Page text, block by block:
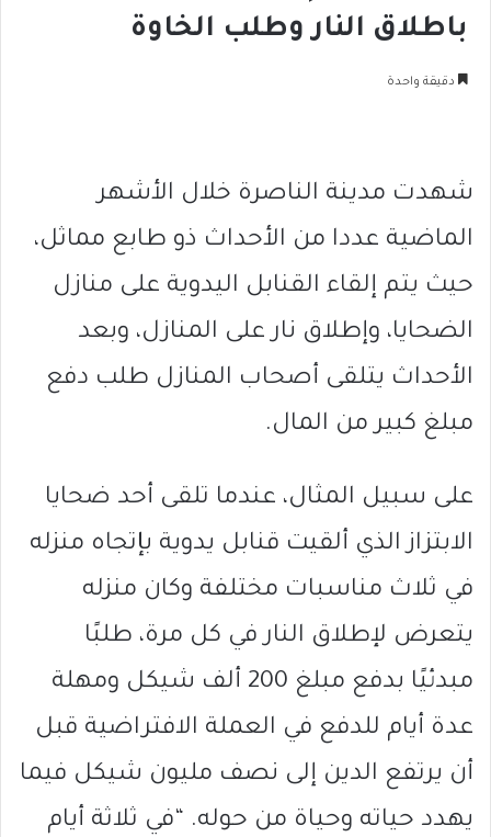
باطلاق النار وطلب الخاوة
دقيقة واحدة
شهدت مدينة الناصرة خلال الأشهر
الماضية عددا من الأحداث ذو طابع مماثل،
حيث يتم إلقاء القنابل اليدوية على منازل
الضحايا، وإطلاق نار على المنازل، وبعد
الأحداث يتلقى أصحاب المنازل طلب دفع
مبلغ كبير من المال.
على سبيل المثال، عندما تلقى أحد ضحايا
الابتزاز الذي ألقيت قنابل يدوية بإتجاه منزله
في ثلاث مناسبات مختلفة وكان منزله
يتعرض لإطلاق النار في كل مرة، طلبًا
مبدئيًا بدفع مبلغ 200 ألف شيكل ومهلة
عدة أيام للدفع في العملة الافتراضية قبل
أن يرتفع الدين إلى نصف مليون شيكل فيما
يهدد حياته وحياة من حوله. “في ثلاثة أيام